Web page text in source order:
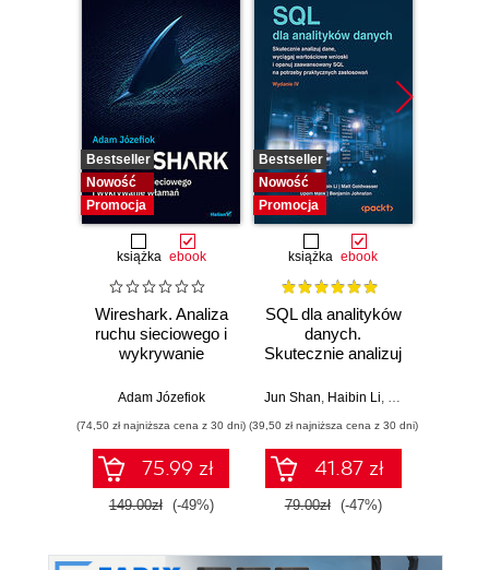
Bestseller
Nowość
Promocja
książka ebook
Wireshark. Analiza
ruchu sieciowego i
wykrywanie
Adam Józefiok
(74,50 zł najniższa cena z 30 dni)
75.99 zł
149.00zł (-49%)
Bestseller
Nowość
Promocja
książka ebook
SQL dla analityków
danych.
Skutecznie analizuj
wartościowe
zaawansowany
SQL na potrzeby
praktycznych
zastosowań.
Wydanie IV
Jun Shan, Haibin Li, Matt Goldwasser
(39,50 zł najniższa cena z 30 dni)
41.87 zł
79.00zł (-47%)